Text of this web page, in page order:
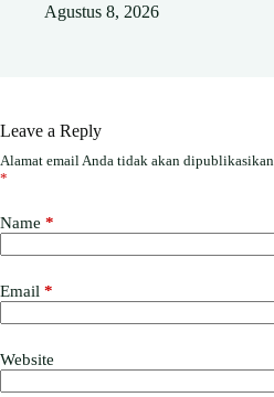
Agustus 8, 2026
Leave a Reply
Alamat email Anda tidak akan dipublikasikan.
*
Name *
Email *
Website